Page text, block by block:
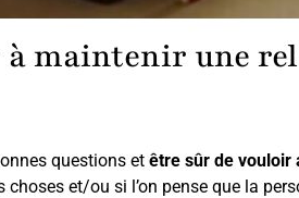
maintenir une
questions et être sûr de vouloir
choses et/ou si l’on pense que la